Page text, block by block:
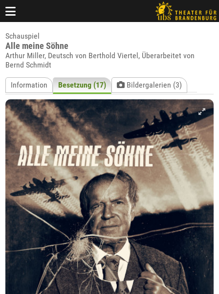
Schauspiel
Alle meine Söhne
Arthur Miller, Deutsch von Berthold Viertel, Überarbeitet von
Bernd Schmidt
Information Besetzung (17) Bildergalerien (3)